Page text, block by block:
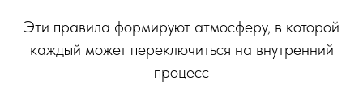
Эти правила формируют атмосферу, в которой
каждый может переключиться на внутренний
процесс